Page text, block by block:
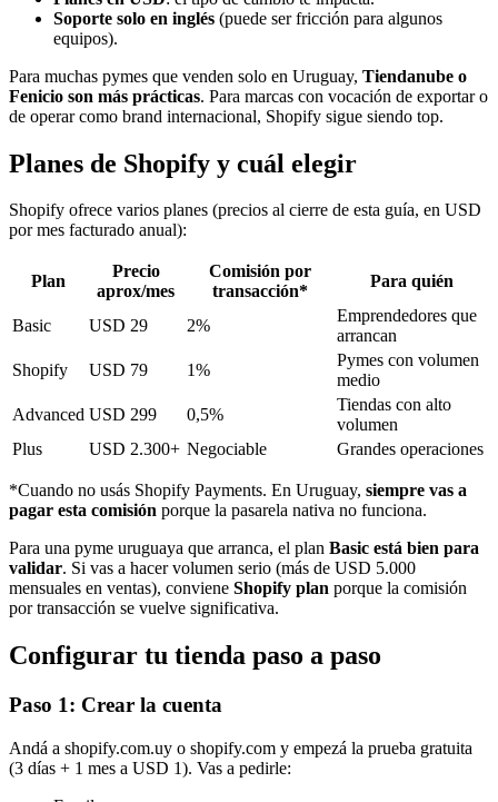
Soporte solo en inglés (puede ser fricción para algunos
equipos).
Para muchas pymes que venden solo en Uruguay, Tiendanube o
Fenicio son más prácticas. Para marcas con vocación de exportar o
de operar como brand internacional, Shopify sigue siendo top.
Planes de Shopify y cuál elegir
Shopify ofrece varios planes (precios al cierre de esta guía, en USD
por mes facturado anual):
Plan
Precio
aprox/mes
Comisión por
transacción*
Para quién
Basic USD 29 2%
Emprendedores que
arrancan
Shopify
USD 79 1%
Pymes con volumen
medio
Advanced USD 299 0,5%
Tiendas con alto
volumen
Plus
USD 2.300+ Negociable Grandes operaciones
*Cuando no usás Shopify Payments. En Uruguay, siempre vas a
pagar esta comisión porque la pasarela nativa no funciona.
Para una pyme uruguaya que arranca, el plan Basic está bien para
validar. Si vas a hacer volumen serio (más de USD 5.000
mensuales en ventas), conviene Shopify plan porque la comisión
por transacción se vuelve significativa.
Configurar tu tienda paso a paso
Paso 1: Crear la cuenta
Andá a shopify.com.uy o shopify.com y empezá la prueba gratuita
(3 días + 1 mes a USD 1). Vas a pedirle: